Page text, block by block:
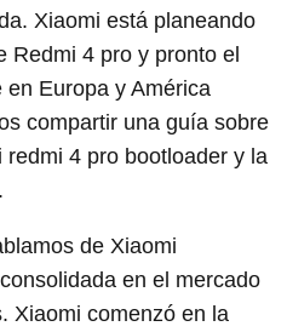
Xiaomi está planeando
Redmi 4 pro y pronto el
Europa y América
compartir una guía sobre
4 pro bootloader y la
de Xiaomi
en el mercado
Xiaomi comenzó en la